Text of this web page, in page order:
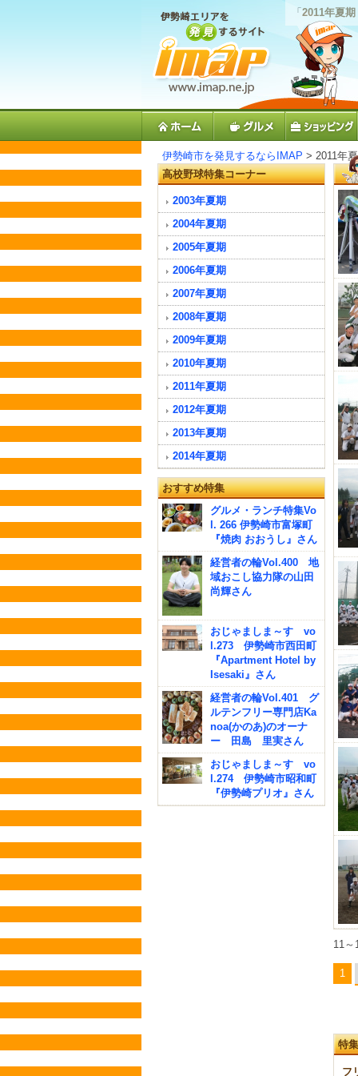
「2011年夏期
伊勢崎市を発見するならIMAP > 2011年
11～
1
特
フ
高校野球特集コーナー
2003年夏期
2004年夏期
2005年夏期
2006年夏期
2007年夏期
2008年夏期
2009年夏期
2010年夏期
2011年夏期
2012年夏期
2013年夏期
2014年夏期
おすすめ特集
グルメ・ランチ特集Vo
l. 266 伊勢崎市富塚町
『焼肉 おおうし』さん
経営者の輪Vol.400 地
域おこし協力隊の山田
尚輝さん
おじゃましま～す vo
l.273 伊勢崎市西田町
『Apartment Hotel by
Isesaki』さん
経営者の輪Vol.401 グ
ルテンフリー専門店Ka
noa(かのあ)のオーナ
ー 田島 里実さん
おじゃましま～す vo
l.274 伊勢崎市昭和町
『伊勢崎プリオ』さん